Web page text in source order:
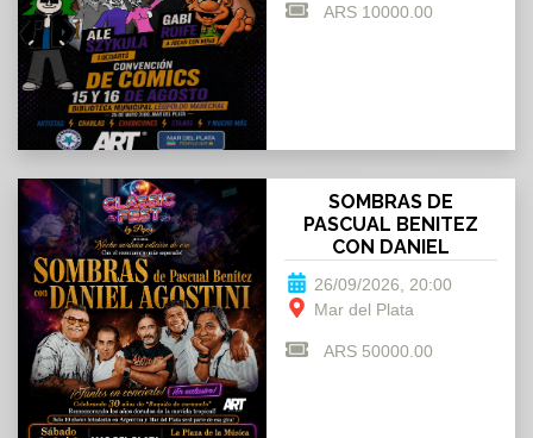
ARS 10000.00
SOMBRAS DE
PASCUAL BENITEZ
CON DANIEL
AGOSTINI EN MAR DEL
PLATA
26/09/2026, 20:00
Mar del Plata
ARS 50000.00